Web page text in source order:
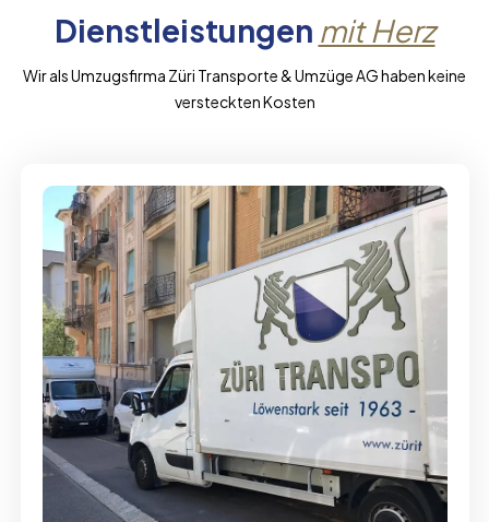
Dienstleistungen mit Herz
Wir als Umzugsfirma Züri Transporte & Umzüge AG haben keine
versteckten Kosten